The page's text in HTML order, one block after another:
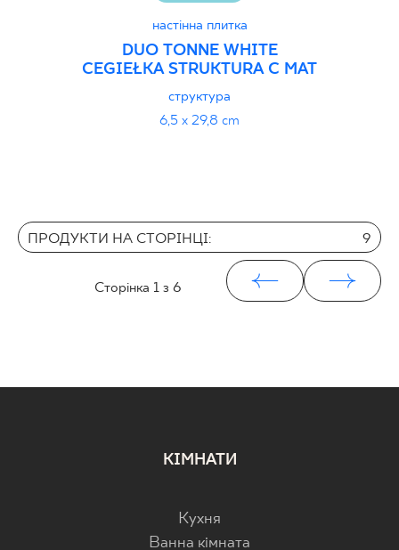
настінна плитка
DUO TONNE WHITE
CEGIEŁKA STRUKTURA C MAT
структура
6,5 x 29,8 cm
ПРОДУКТИ НА СТОРІНЦІ: 9
Сторінка 1 з 6
КІМНАТИ
Кухня
Ванна кімната